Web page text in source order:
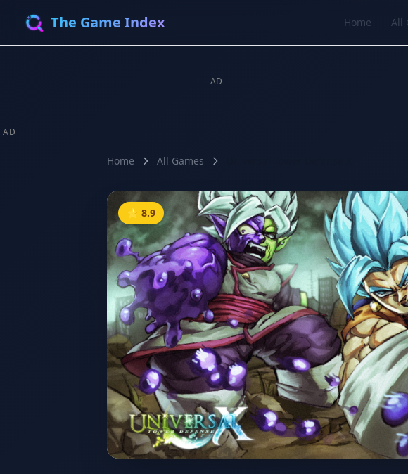
The Game Index Home All
AD
AD
Home All Games
⭐ 8.9